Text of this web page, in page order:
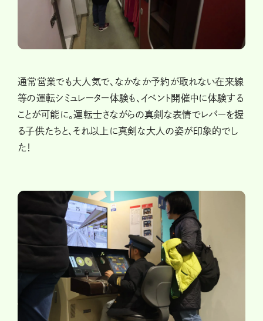
通常営業でも大人気で、なかなか予約が取れない在来線
等の運転シミュレーター体験も、イベント開催中に体験する
ことが可能に。運転士さながらの真剣な表情でレバーを握
る子供たちと、それ以上に真剣な大人の姿が印象的でし
た！